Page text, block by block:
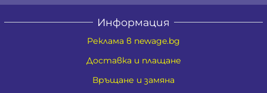
Информация
Реклама в newage.bg
Доставка и плащане
Връщане и замяна